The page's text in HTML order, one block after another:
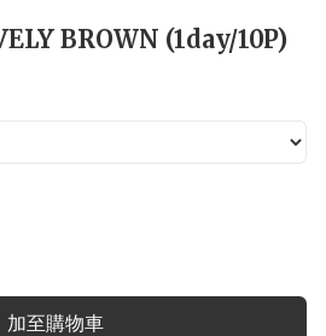
BROWN (1day/10P)
加至購物車